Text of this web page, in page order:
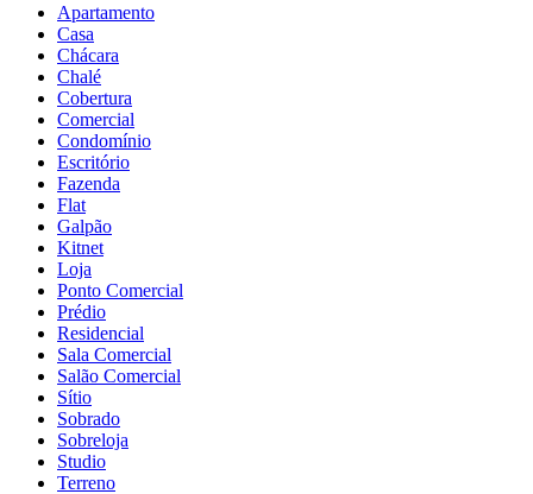
Apartamento
Casa
Chácara
Chalé
Cobertura
Comercial
Condomínio
Escritório
Fazenda
Flat
Galpão
Kitnet
Loja
Ponto Comercial
Prédio
Residencial
Sala Comercial
Salão Comercial
Sítio
Sobrado
Sobreloja
Studio
Terreno